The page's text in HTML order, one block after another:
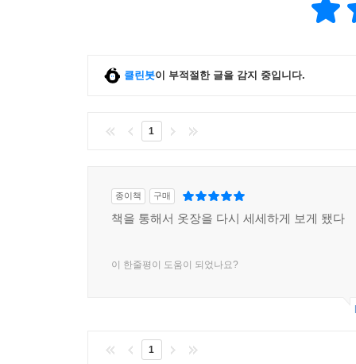
클린봇이 부적절한 글을 감지 중입니다.
1
종이책 구매
책을 통해서 옷장을 다시 세세하게 보게 됐다
이 한줄평이 도움이 되었나요?
1